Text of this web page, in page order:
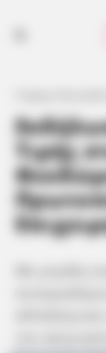
Τιμής